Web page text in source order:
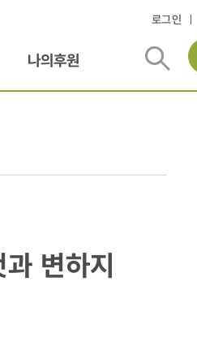
로그인
나의후원
변하지